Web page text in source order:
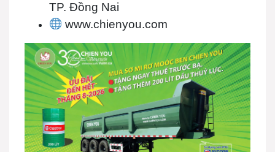
TP. Đồng Nai
www.chienyou.com